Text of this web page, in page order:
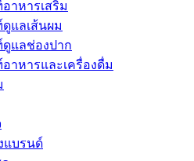
าหารเสริม
แลเส้นผม
แลช่องปาก
าหารและเครื่องดื่ม
แบรนด์